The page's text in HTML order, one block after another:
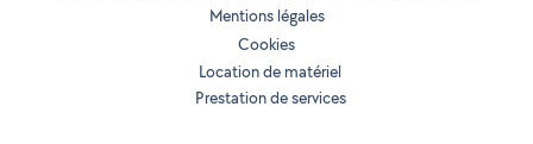
Mentions légales
Cookies
Location de matériel
Prestation de services